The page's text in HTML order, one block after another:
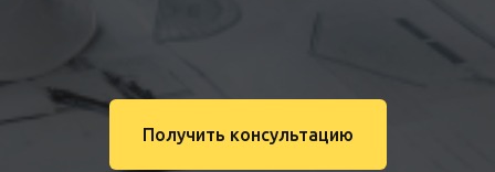
Получить консультацию